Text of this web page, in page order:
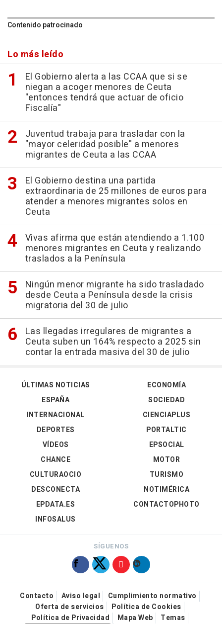
Contenido patrocinado
Lo más leído
El Gobierno alerta a las CCAA que si se
niegan a acoger menores de Ceuta
"entonces tendrá que actuar de oficio
Fiscalía"
Juventud trabaja para trasladar con la
"mayor celeridad posible" a menores
migrantes de Ceuta a las CCAA
El Gobierno destina una partida
extraordinaria de 25 millones de euros para
atender a menores migrantes solos en
Ceuta
Vivas afirma que están atendiendo a 1.100
menores migrantes en Ceuta y realizando
traslados a la Península
Ningún menor migrante ha sido trasladado
desde Ceuta a Península desde la crisis
migratoria del 30 de julio
Las llegadas irregulares de migrantes a
Ceuta suben un 164% respecto a 2025 sin
contar la entrada masiva del 30 de julio
ÚLTIMAS NOTICIAS
ESPAÑA
INTERNACIONAL
DEPORTES
VÍDEOS
ECONOMÍA
SOCIEDAD
CIENCIAPLUS
PORTALTIC
EPSOCIAL
CHANCE
CULTURAOCIO
DESCONECTA
EPDATA.ES
INFOSALUS
MOTOR
TURISMO
NOTIMÉRICA
CONTACTOPHOTO
SÍGUENOS
Contacto Aviso legal
Cumplimiento normativo
Oferta de servicios
Política de Cookies
Política de Privacidad
Mapa Web Temas